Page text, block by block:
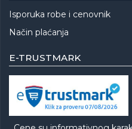
Isporuka robe i cenovnik
Način plaćanja
E-TRUSTMARK